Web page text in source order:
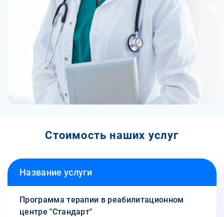
Стоимость наших услуг
Название услуги
Программа терапии в реабилитационном
центре "Стандарт"